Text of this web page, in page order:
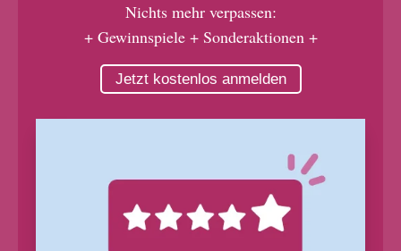
Nichts mehr verpassen:
+ Gewinnspiele + Sonderaktionen +
Jetzt kostenlos anmelden